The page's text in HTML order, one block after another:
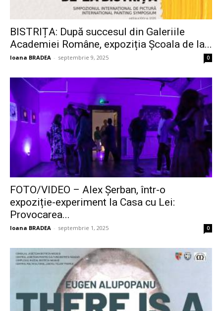
BISTRIȚA: După succesul din Galeriile
Academiei Române, expoziția Școala de la...
Ioana BRADEA - septembrie 9, 2025 0
FOTO/VIDEO – Alex Șerban, într-o
expoziție-experiment la Casa cu Lei:
Provocarea...
Ioana BRADEA - septembrie 1, 2025 0